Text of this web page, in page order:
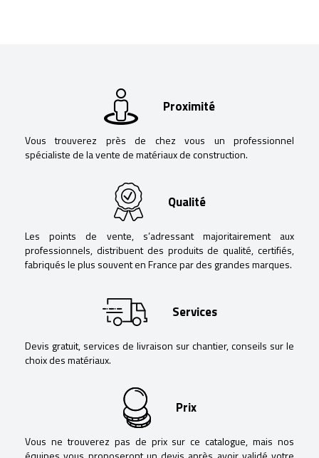
Proximité
Vous trouverez près de chez vous un professionnel
spécialiste de la vente de matériaux de construction.
Qualité
Les points de vente, s’adressant majoritairement aux
professionnels, distribuent des produits de qualité, certifiés,
fabriqués le plus souvent en France par des grandes marques.
Services
Devis gratuit, services de livraison sur chantier, conseils sur le
choix des matériaux.
Prix
Vous ne trouverez pas de prix sur ce catalogue, mais nos